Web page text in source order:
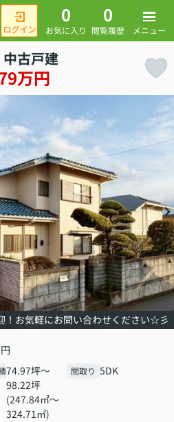
0
お気に入り
0
閲覧履歴 メニュー
古戸建
万円
！お気軽にお問い合わせください☆彡
74.97坪～
98.22坪
(247.84㎡～
324.71㎡)
間取り 5DK